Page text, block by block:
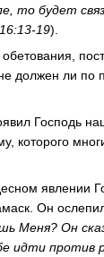
то будет
19).
должен ли по
Господь
которого
явлении
Он
Меня? Он
идти против